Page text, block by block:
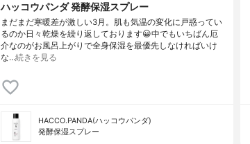
ハッコウパンダ 発酵保湿スプレー
まだまだ寒暖差が激しい3月。肌も気温の変化に戸惑ってい
るのか日々乾燥を繰り返しております😀中でもいちばん厄
介なのがお風呂上がりで全身保湿を最優先しなければいけ
な…続きを見る
HACCO.PANDA(ハッコウパンダ)
発酵保湿スプレー